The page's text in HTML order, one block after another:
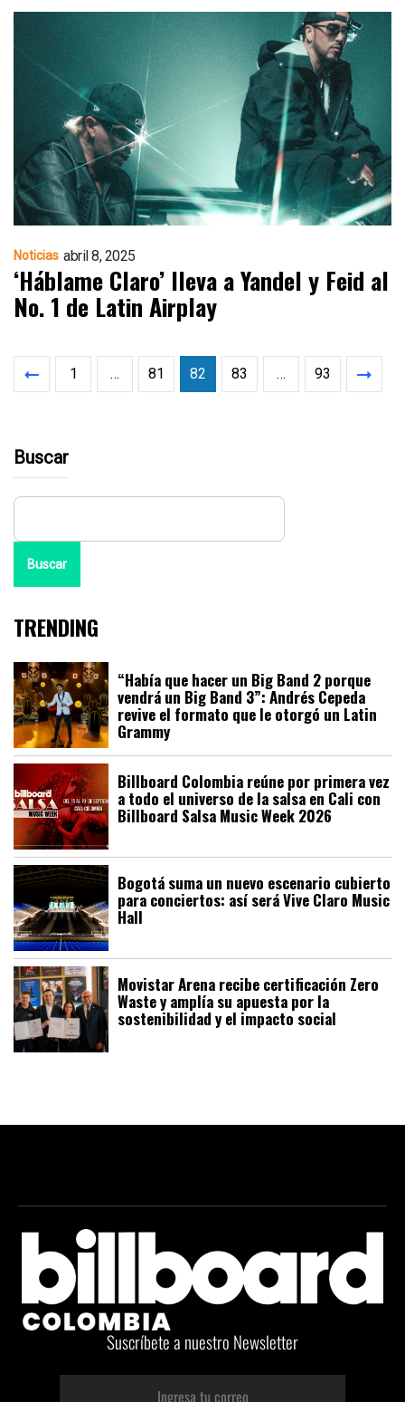
Noticias abril 8, 2025
‘Háblame Claro’ lleva a Yandel y Feid al
No. 1 de Latin Airplay
1 … 81 82 83 … 93
Buscar
Buscar
TRENDING
“Había que hacer un Big Band 2 porque
vendrá un Big Band 3”: Andrés Cepeda
revive el formato que le otorgó un Latin
Grammy
Billboard Colombia reúne por primera vez
a todo el universo de la salsa en Cali con
Billboard Salsa Music Week 2026
Bogotá suma un nuevo escenario cubierto
para conciertos: así será Vive Claro Music
Hall
Movistar Arena recibe certificación Zero
Waste y amplía su apuesta por la
sostenibilidad y el impacto social
Suscríbete a nuestro Newsletter